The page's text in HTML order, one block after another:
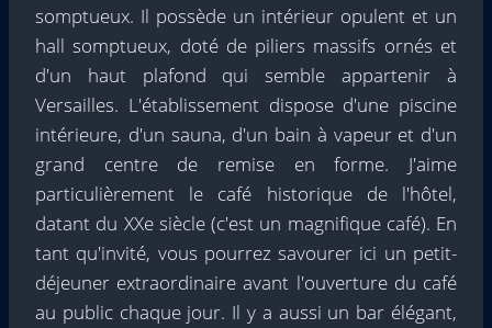
somptueux. Il possède un intérieur opulent et un
hall somptueux, doté de piliers massifs ornés et
d'un haut plafond qui semble appartenir à
Versailles. L'établissement dispose d'une piscine
intérieure, d'un sauna, d'un bain à vapeur et d'un
grand centre de remise en forme. J'aime
particulièrement le café historique de l'hôtel,
datant du XXe siècle (c'est un magnifique café). En
tant qu'invité, vous pourrez savourer ici un petit-
déjeuner extraordinaire avant l'ouverture du café
au public chaque jour. Il y a aussi un bar élégant,